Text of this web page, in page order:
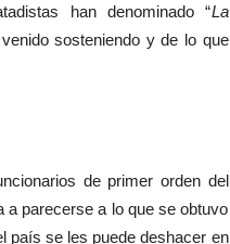
han denominado “La
sosteniendo y de lo que
de primer orden del
a parecerse a lo que se obtuvo
país se les puede deshacer en